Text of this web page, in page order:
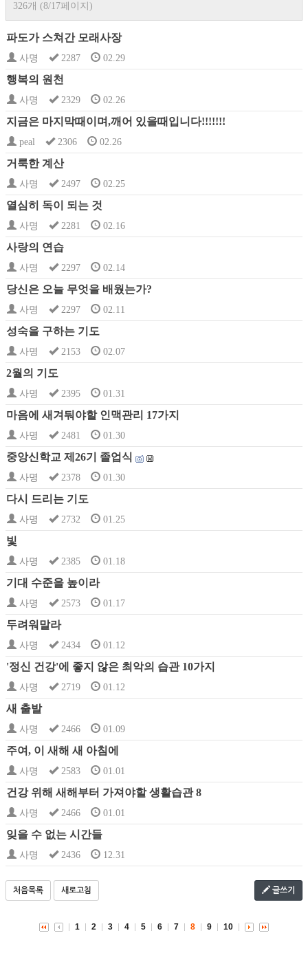
326개 (8/17페이지)
파도가 스쳐간 모래사장
사명 2287 02.29
행복의 원천
사명 2329 02.26
지금은 마지막때이며,깨어 있을때입니다!!!!!!!
peal 2306 02.26
거룩한 계산
사명 2497 02.25
열심히 독이 되는 것
사명 2281 02.16
사랑의 연습
사명 2297 02.14
당신은 오늘 무엇을 배웠는가?
사명 2297 02.11
성숙을 구하는 기도
사명 2153 02.07
2월의 기도
사명 2395 01.31
마음에 새겨둬야할 인맥관리 17가지
사명 2481 01.30
중앙신학교 제26기 졸업식
사명 2378 01.30
다시 드리는 기도
사명 2732 01.25
빛
사명 2385 01.18
기대 수준을 높이라
사명 2573 01.17
두려워말라
사명 2434 01.12
'정신 건강'에 좋지 않은 최악의 습관 10가지
사명 2719 01.12
새 출발
사명 2466 01.09
주여, 이 새해 새 아침에
사명 2583 01.01
건강 위해 새해부터 가져야할 생활습관 8
사명 2466 01.01
잊을 수 없는 시간들
사명 2436 12.31
처음목록 새로고침 글쓰기
1 2 3 4 5 6 7 8 9 10